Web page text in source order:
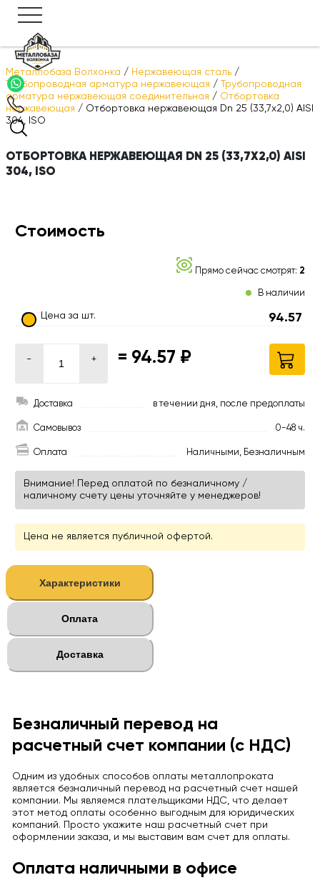
Металлобаза Волхонка / Нержавеющая сталь /
Трубопроводная арматура нержавеющая /
Трубопроводная
арматура нержавеющая соединительная / Отбортовка
нержавеющая / Отбортовка нержавеющая Dn 25 (33,7х2,0) AISI
304, ISO
ОТБОРТОВКА НЕРЖАВЕЮЩАЯ DN 25 (33,7Х2,0) AISI
304, ISO
Стоимость
Прямо сейчас смотрят: 2
В наличии
Цена за шт. 94.57
- + = 94.57 ₽
Доставка в течении дня, после предоплаты
Самовывоз 0-48 ч.
Оплата Наличными, Безналичным
Внимание! Перед оплатой по безналичному /
наличному счету цены уточняйте у менеджеров!
Цена не является публичной офертой.
Характеристики
Оплата
Доставка
Безналичный перевод на
расчетный счет компании (с НДС)
Одним из удобных способов оплаты металлопроката
является безналичный перевод на расчетный счет нашей
компании. Мы являемся плательщиками НДС, что делает
этот метод оплаты особенно выгодным для юридических
компаний. Просто укажите наш расчетный счет при
оформлении заказа, и мы выставим вам счет для оплаты.
Оплата наличными в офисе